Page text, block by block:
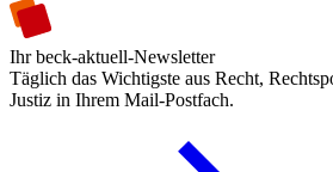
Ihr beck-aktuell-Newsletter
Täglich das Wichtigste aus Recht,
Justiz in Ihrem Mail-Postfach.